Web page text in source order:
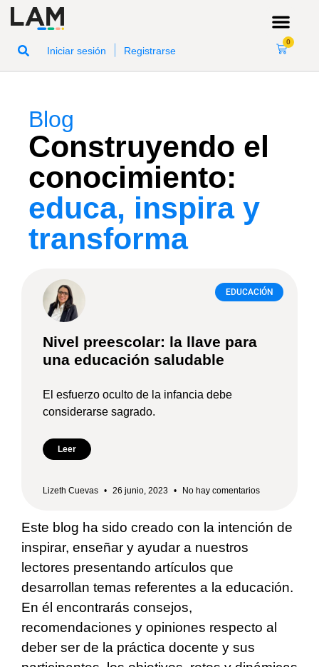
Iniciar sesión Registrarse
0
Blog
Construyendo el
conocimiento:
educa, inspira y
transforma
EDUCACIÓN
Nivel preescolar: la llave para
una educación saludable
El esfuerzo oculto de la infancia debe
considerarse sagrado.
Leer
Lizeth Cuevas 26 junio, 2023 No hay comentarios
Este blog ha sido creado con la intención de
inspirar, enseñar y ayudar a nuestros
lectores presentando artículos que
desarrollan temas referentes a la educación.
En él encontrarás consejos,
recomendaciones y opiniones respecto al
deber ser de la práctica docente y sus